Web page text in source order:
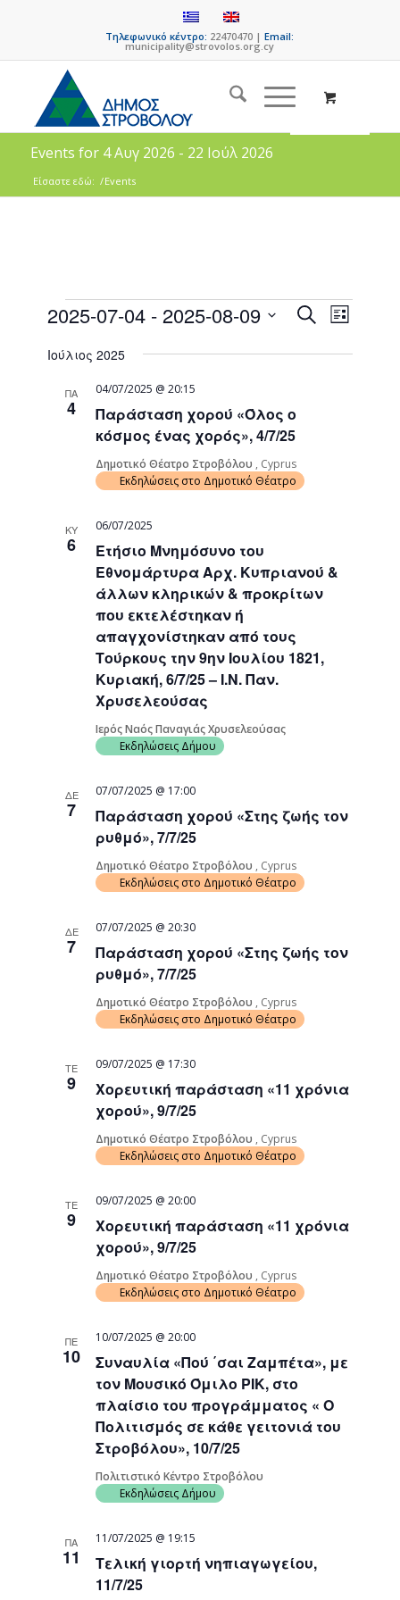
Τηλεφωνικό κέντρο: 22470470 |Email:
municipality@strovolos.org.cy
Events for 4 Αυγ 2026 - 22 Ιούλ 2026
Είσαστε εδώ: /Events
Events
SearchEvent
Views
List
2025-07-04 - 2025-08-09
date.
Ιούλιος 2025
ΠΑ
4
Παράσταση χορού «Όλος ο
κόσμος ένας χορός», 4/7/25
04/07/2025 @ 20:15
Δημοτικό Θέατρο Στροβόλου , Cyprus
Εκδηλώσεις στο Δημοτικό Θέατρο
ΚΥ
6
Ετήσιο Μνημόσυνο του
Εθνομάρτυρα Αρχ. Κυπριανού &
άλλων κληρικών & προκρίτων
που εκτελέστηκαν ή
απαγχονίστηκαν από τους
Τούρκους την 9ην Ιουλίου 1821,
Κυριακή, 6/7/25 – Ι.Ν. Παν.
Χρυσελεούσας
06/07/2025
Ιερός Ναός Παναγιάς Χρυσελεούσας
Εκδηλώσεις Δήμου
ΔΕ
7
Παράσταση χορού «Στης ζωής τον
ρυθμό», 7/7/25
07/07/2025 @ 17:00
Δημοτικό Θέατρο Στροβόλου , Cyprus
Εκδηλώσεις στο Δημοτικό Θέατρο
ΔΕ
7
Παράσταση χορού «Στης ζωής τον
ρυθμό», 7/7/25
07/07/2025 @ 20:30
Δημοτικό Θέατρο Στροβόλου , Cyprus
Εκδηλώσεις στο Δημοτικό Θέατρο
ΤΕ
9
Χορευτική παράσταση «11 χρόνια
χορού», 9/7/25
09/07/2025 @ 17:30
Δημοτικό Θέατρο Στροβόλου , Cyprus
Εκδηλώσεις στο Δημοτικό Θέατρο
ΤΕ
9
Χορευτική παράσταση «11 χρόνια
χορού», 9/7/25
09/07/2025 @ 20:00
Δημοτικό Θέατρο Στροβόλου , Cyprus
Εκδηλώσεις στο Δημοτικό Θέατρο
ΠΕ
10
Συναυλία «Πού ΄σαι Ζαμπέτα», με
τον Μουσικό Όμιλο ΡΙΚ, στο
πλαίσιο του προγράμματος « Ο
Πολιτισμός σε κάθε γειτονιά του
Στροβόλου», 10/7/25
10/07/2025 @ 20:00
Πολιτιστικό Κέντρο Στροβόλου
Εκδηλώσεις Δήμου
ΠΑ
11
Τελική γιορτή νηπιαγωγείου,
11/7/25
11/07/2025 @ 19:15